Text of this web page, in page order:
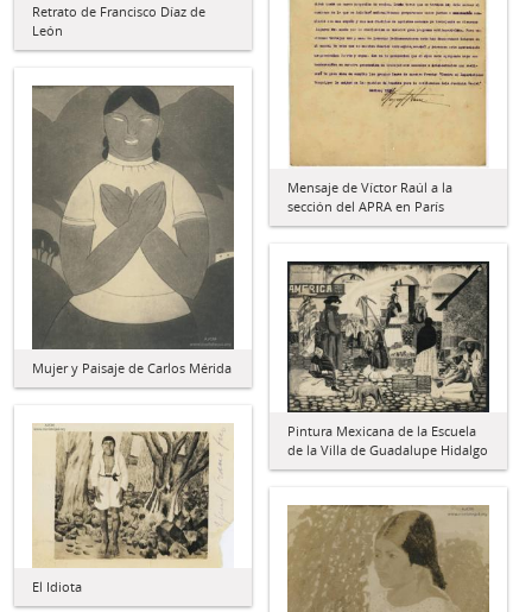
Retrato de Francisco Díaz de
León
Mensaje de Víctor Raúl a la
sección del APRA en París
Mujer y Paisaje de Carlos Mérida
Pintura Mexicana de la Escuela
de la Villa de Guadalupe Hidalgo
El Idiota